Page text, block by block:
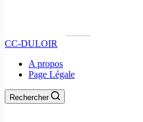
CC-DULOIR
A propos
Page Légale
Rechercher